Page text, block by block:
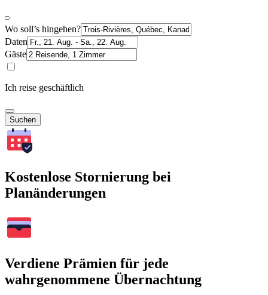
Wo soll’s hingehen?
Daten
Gäste
Ich reise geschäftlich
Suchen
Kostenlose Stornierung bei
Planänderungen
Verdiene Prämien für jede
wahrgenommene Übernachtung